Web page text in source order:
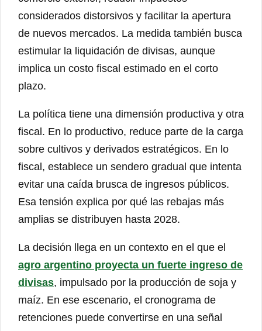
considerados distorsivos y facilitar la apertura
de nuevos mercados. La medida también busca
estimular la liquidación de divisas, aunque
implica un costo fiscal estimado en el corto
plazo.
La política tiene una dimensión productiva y otra
fiscal. En lo productivo, reduce parte de la carga
sobre cultivos y derivados estratégicos. En lo
fiscal, establece un sendero gradual que intenta
evitar una caída brusca de ingresos públicos.
Esa tensión explica por qué las rebajas más
amplias se distribuyen hasta 2028.
La decisión llega en un contexto en el que el
agro argentino proyecta un fuerte ingreso de
divisas, impulsado por la producción de soja y
maíz. En ese escenario, el cronograma de
retenciones puede convertirse en una señal